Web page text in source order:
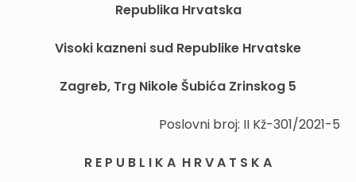
Republika Hrvatska
Visoki kazneni sud Republike Hrvatske
Zagreb, Trg Nikole Šubića Zrinskog 5
Poslovni broj: II Kž-301/2021-5
R E P U B L I K A H R V A T S K A